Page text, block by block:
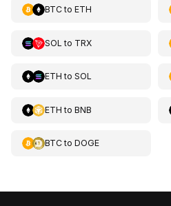
BTCto ETH
SOL to TRX
ETH to SOL
ETH to BNB
BTCto DOGE